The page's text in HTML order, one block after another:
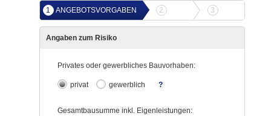
1 ANGEBOTSVORGABEN 2 ANGEBOTSVERGLEICH
3
Angaben zum Risiko
Privates oder gewerbliches Bauvorhaben:
privat gewerblich
Gesamtbausumme inkl. Eigenleistungen: